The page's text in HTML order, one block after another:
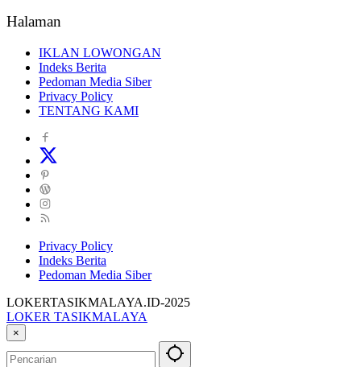
Halaman
IKLAN LOWONGAN
Indeks Berita
Pedoman Media Siber
Privacy Policy
TENTANG KAMI
Privacy Policy
Indeks Berita
Pedoman Media Siber
LOKERTASIKMALAYA.ID-2025
LOKER TASIKMALAYA
Info
Lowongan
Kerja
×